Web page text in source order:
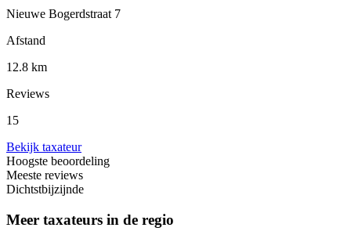
Nieuwe Bogerdstraat 7
Afstand
12.8 km
Reviews
15
Bekijk taxateur
Hoogste beoordeling
Meeste reviews
Dichtstbijzijnde
Meer taxateurs in de regio